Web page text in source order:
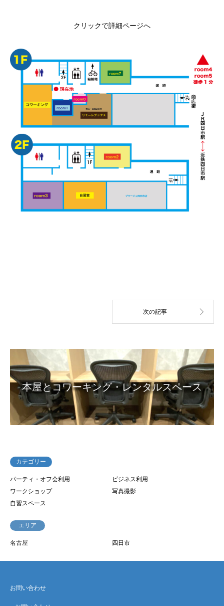
クリックで詳細ページへ
本屋とコワーキング・レンタルスペース
カテゴリー
パーティ・オフ会利用
ビジネス利用
ワークショップ
写真撮影
自習スペース
エリア
名古屋 四日市
お問い合わせ